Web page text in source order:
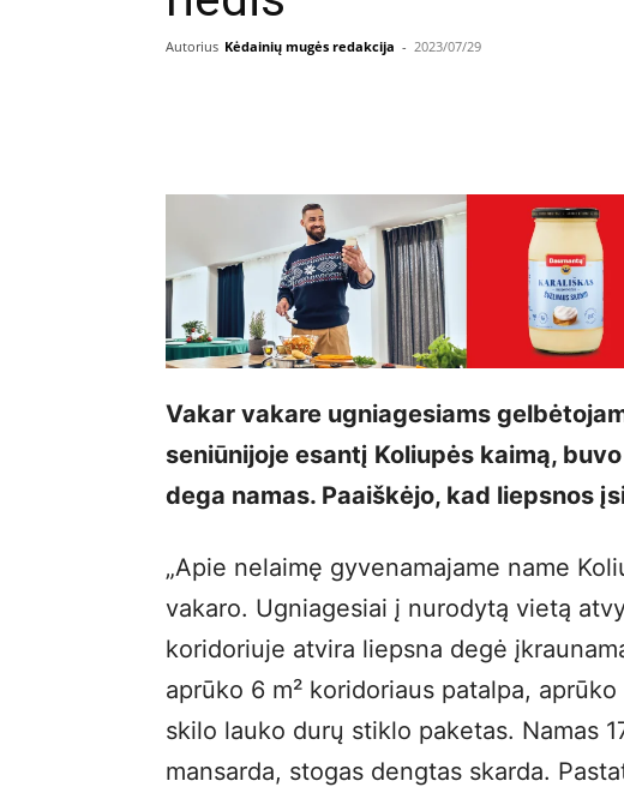
Autorius Kėdainių mugės redakcija - 2023/07/29
Vakar vakare ugniagesiams
seniūnijoje esantį Koliupės kaimą,
dega namas. Paaiškėjo, kad liepsnos
„Apie nelaimę gyvenamajame name
vakaro. Ugniagesiai į nurodytą vietą
koridoriuje atvira liepsna degė
aprūko 6 m² koridoriaus patalpa,
skilo lauko durų stiklo paketas. Namas
mansarda, stogas dengtas skarda.